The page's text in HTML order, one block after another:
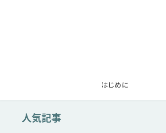
はじめに
人気記事